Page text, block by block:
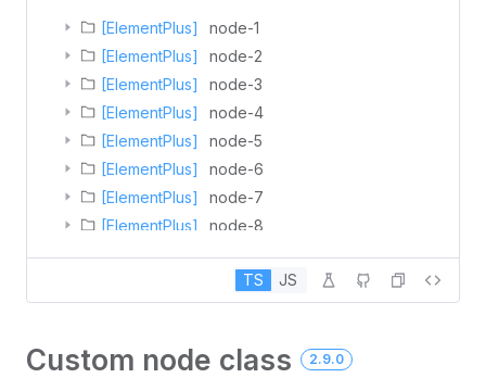
[ElementPlus]
node-1
[ElementPlus]
node-2
[ElementPlus]
node-3
[ElementPlus]
node-4
[ElementPlus]
node-5
[ElementPlus]
node-6
[ElementPlus]
node-7
[ElementPlus]
node-8
[ElementPlus] node-9
node-10
TS JS
Custom node class 2.9.0